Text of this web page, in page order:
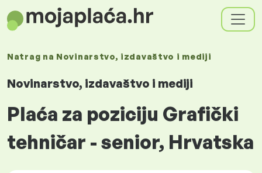
Natrag na Novinarstvo, izdavaštvo i mediji
Novinarstvo, izdavaštvo i mediji
Plaća za poziciju Grafički
tehničar - senior, Hrvatska